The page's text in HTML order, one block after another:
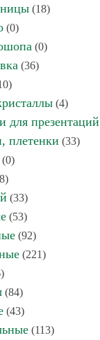
(18)
(0)
(0)
(36)
(4)
для презентаций
плетенки (33)
(33)
(53)
(92)
(221)
(84)
(43)
(113)